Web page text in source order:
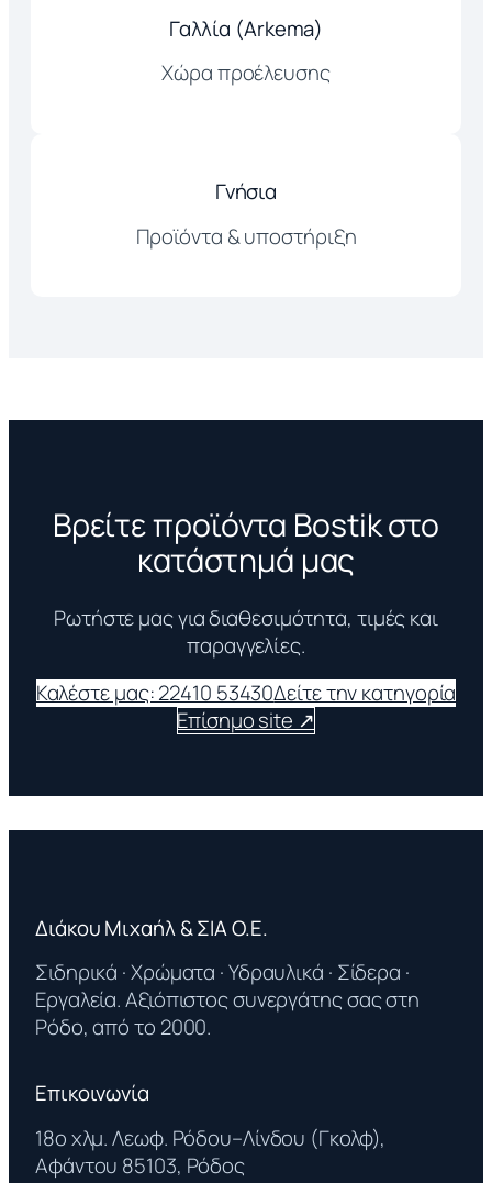
Γαλλία (Arkema)
Χώρα προέλευσης
Γνήσια
Προϊόντα & υποστήριξη
Βρείτε προϊόντα Bostik στο
κατάστημά μας
Ρωτήστε μας για διαθεσιμότητα, τιμές και
παραγγελίες.
Καλέστε μας: 22410 53430Δείτε την κατηγορία
Επίσημο site ↗
Διάκου Μιχαήλ & ΣΙΑ Ο.Ε.
Σιδηρικά · Χρώματα · Υδραυλικά · Σίδερα ·
Εργαλεία. Αξιόπιστος συνεργάτης σας στη
Ρόδο, από το 2000.
Επικοινωνία
18ο χλμ. Λεωφ. Ρόδου–Λίνδου (Γκολφ),
Αφάντου 85103, Ρόδος